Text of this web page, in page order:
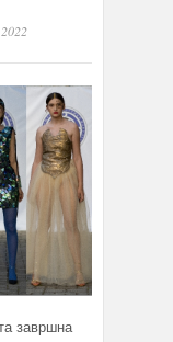
завршна